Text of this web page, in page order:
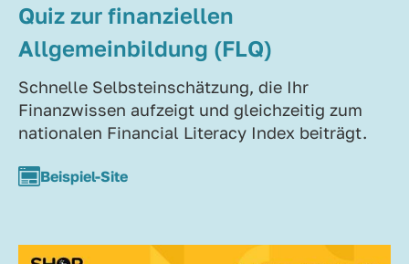
Quiz zur finanziellen
Allgemeinbildung (FLQ)
Schnelle Selbsteinschätzung, die Ihr
Finanzwissen aufzeigt und gleichzeitig zum
nationalen Financial Literacy Index beiträgt.
Beispiel-Site